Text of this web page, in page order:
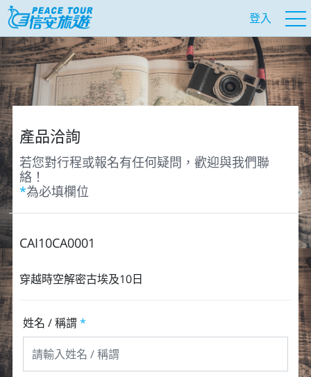
登入
產品洽詢
若您對行程或報名有任何疑問，歡迎與我們聯
絡！
*為必填欄位
CAI10CA0001
穿越時空解密古埃及10日
姓名 / 稱謂 *